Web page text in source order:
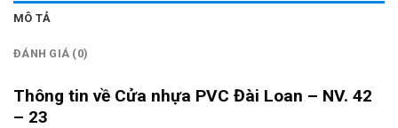
MÔ TẢ
ĐÁNH GIÁ (0)
Thông tin về Cửa nhựa PVC Đài Loan – NV. 42
– 23